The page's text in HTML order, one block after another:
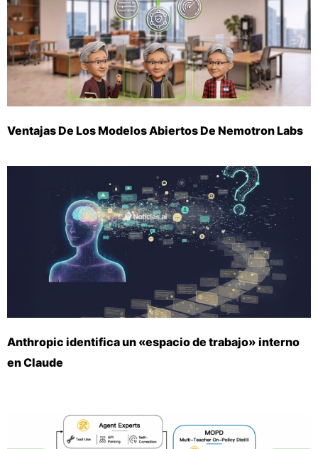
Ventajas De Los Modelos Abiertos De Nemotron Labs
Anthropic identifica un «espacio de trabajo» interno
en Claude